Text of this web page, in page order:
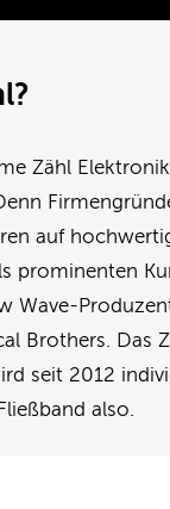
Zähl
auf
prominenten
Brothers. Das
seit 2012
also.